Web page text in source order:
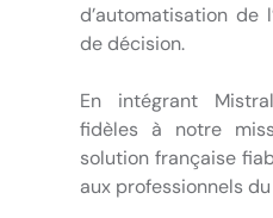
d’automatisation de
de décision.
En intégrant
fidèles à notre
solution française
aux professionnels